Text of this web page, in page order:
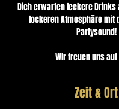
Dich erwarten leckere Drinks
lockeren Atmosphäre mit
Partysound!
Wir freuen uns
Zeit & Ort